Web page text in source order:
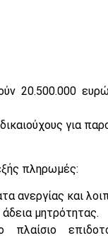
20.500.000
για
πληρωμές:
ανεργίας και
μητρότητας.